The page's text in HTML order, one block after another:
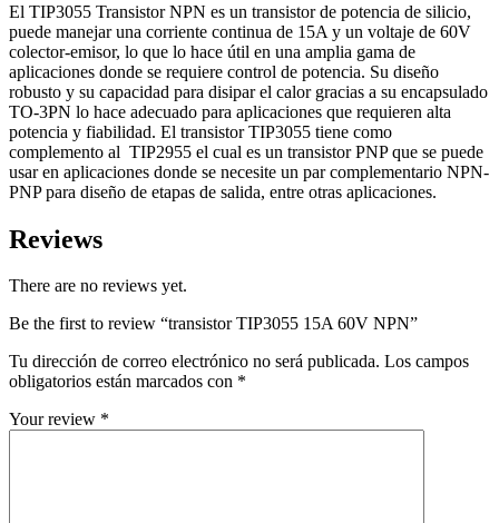
El TIP3055 Transistor NPN es un transistor de potencia de silicio,
puede manejar una corriente continua de 15A y un voltaje de 60V
colector-emisor, lo que lo hace útil en una amplia gama de
aplicaciones donde se requiere control de potencia. Su diseño
robusto y su capacidad para disipar el calor gracias a su encapsulado
TO-3PN lo hace adecuado para aplicaciones que requieren alta
potencia y fiabilidad. El transistor TIP3055 tiene como
complemento al TIP2955 el cual es un transistor PNP que se puede
usar en aplicaciones donde se necesite un par complementario NPN-
PNP para diseño de etapas de salida, entre otras aplicaciones.
Reviews
There are no reviews yet.
Be the first to review “transistor TIP3055 15A 60V NPN”
Tu dirección de correo electrónico no será publicada. Los campos
obligatorios están marcados con *
Your review *